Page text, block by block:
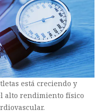
está creciendo y
alto rendimiento físico